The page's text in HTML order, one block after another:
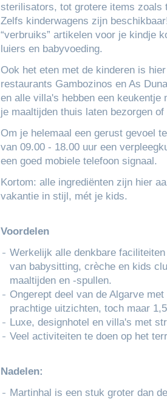
sterilisators, tot grotere items zoals
Zelfs kinderwagens zijn
“verbruiks” artikelen voor je kindje
luiers en babyvoeding.
Ook het eten met de kinderen is
restaurants Gambozinos en As
en alle villa's hebben een keukentje
je maaltijden thuis laten bezorgen
Om je helemaal een gerust gevoel
van 09.00 - 18.00 uur een
een goed mobiele telefoon signaal.
Kortom: alle ingrediënten zijn hier
vakantie in stijl, mét je kids.
Voordelen
Werkelijk alle denkbare
van babysitting, crèche en kids
maaltijden en -spullen.
Ongerept deel van de Algarve
prachtige uitzichten, toch maar
Luxe, designhotel en villa's met
Veel activiteiten te doen op het
Nadelen:
Martinhal is een stuk groter dan